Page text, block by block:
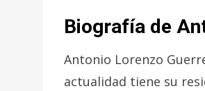
Biografía de
Antonio Lorenzo
actualidad tiene su